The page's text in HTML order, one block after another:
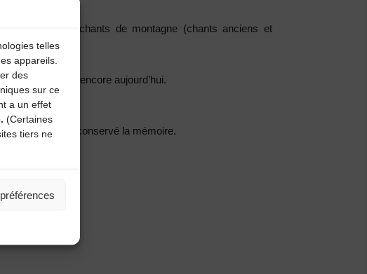
telles
appareils.
des
sur ce
a un effet
(Certaines
tiers ne
tradition des chants de montagne (chants anciens et
(230 ans) joué encore aujourd’hui.
n’a conservé la mémoire.